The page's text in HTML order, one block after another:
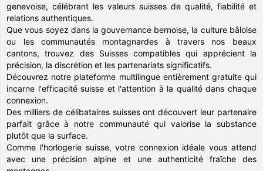
genevoise, célébrant les valeurs suisses de qualité, fiabilité et
relations authentiques.
Que vous soyez dans la gouvernance bernoise, la culture bâloise
ou les communautés montagnardes à travers nos beaux
cantons, trouvez des Suisses compatibles qui apprécient la
précision, la discrétion et les partenariats significatifs.
Découvrez notre plateforme multilingue entièrement gratuite qui
incarne l'efficacité suisse et l'attention à la qualité dans chaque
connexion.
Des milliers de célibataires suisses ont découvert leur partenaire
parfait grâce à notre communauté qui valorise la substance
plutôt que la surface.
Comme l'horlogerie suisse, votre connexion idéale vous attend
avec une précision alpine et une authenticité fraîche des